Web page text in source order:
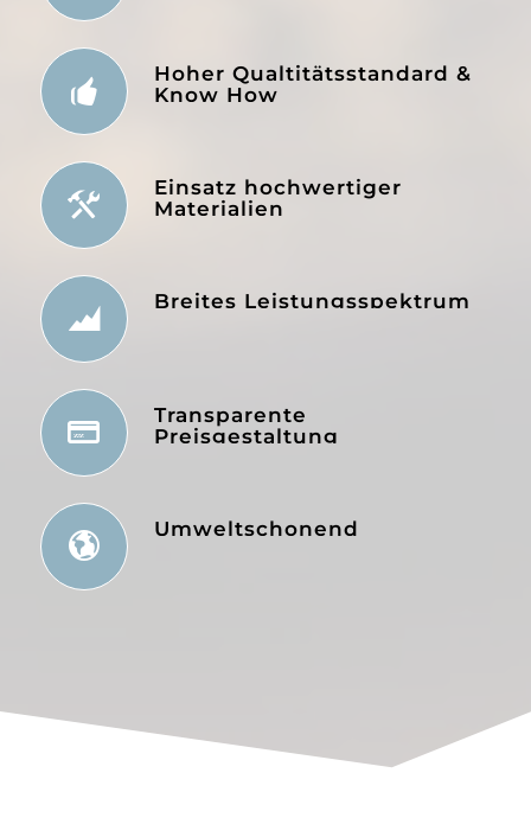
Hoher Qualtitätsstandard &
Know How
Einsatz hochwertiger
Materialien
Breites Leistungsspektrum
Transparente
Preisgestaltung
Umweltschonend